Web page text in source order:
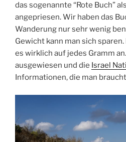
das sogenannte “Rote Buch”
angepriesen. Wir haben das
Wanderung nur sehr wenig
Gewicht kann man sich
es wirklich auf jedes Gramm
ausgewiesen und die Israel
Informationen, die man